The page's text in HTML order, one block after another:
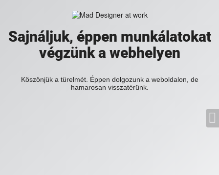
Sajnáljuk, éppen munkálatokat
végzünk a webhelyen
Köszönjük a türelmét. Éppen dolgozunk a weboldalon, de
hamarosan visszatérünk.